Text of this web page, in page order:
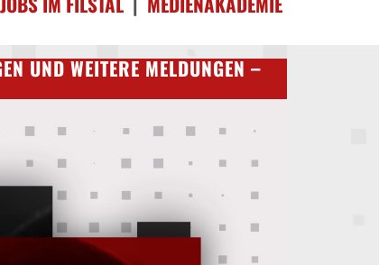
UND WEITERE MELDUNGEN –